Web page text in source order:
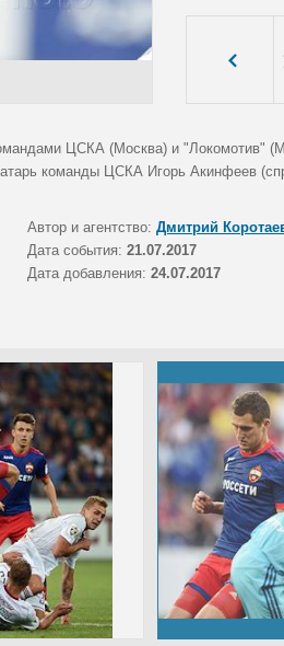
ЦСКА (Москва) и "Локомотив"
команды ЦСКА Игорь Акинфеев
Автор и агентство: Дмитрий
Дата события: 21.07.2017
Дата добавления: 24.07.2017